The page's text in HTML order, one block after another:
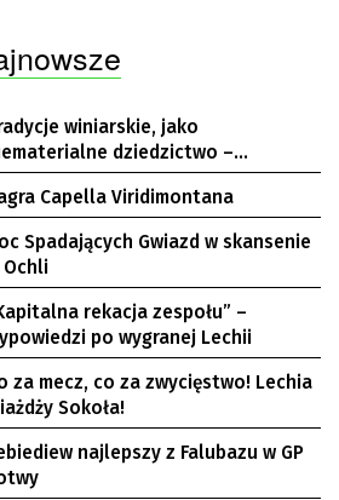
winiarskie, jako
dziedzictwo –
i projekt
Capella Viridimontana
Spadających Gwiazd w skansenie
Ochli
rekacja zespołu” –
po wygranej Lechii
za mecz, co za zwycięstwo! Lechia
Sokoła!
najlepszy z Falubazu w GP